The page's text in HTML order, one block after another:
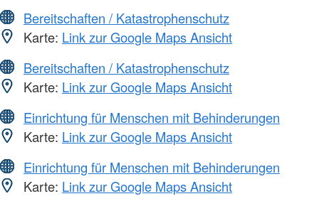
Bereitschaften / Katastrophenschutz
Karte: Link zur Google Maps Ansicht
Bereitschaften / Katastrophenschutz
Karte: Link zur Google Maps Ansicht
Einrichtung für Menschen mit Behinderungen
Karte: Link zur Google Maps Ansicht
Einrichtung für Menschen mit Behinderungen
Karte: Link zur Google Maps Ansicht